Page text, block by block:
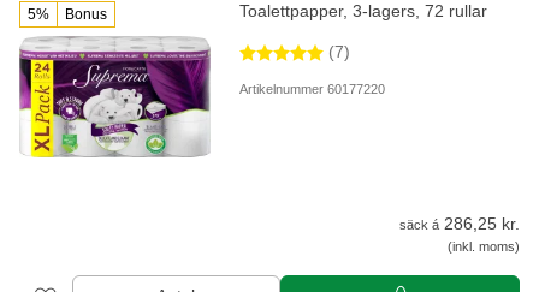
5% Bonus Toalettpapper, 3-lagers, 72 rullar
(7)
Artikelnummer 60177220
säck á 286,25 kr.
(inkl. moms)